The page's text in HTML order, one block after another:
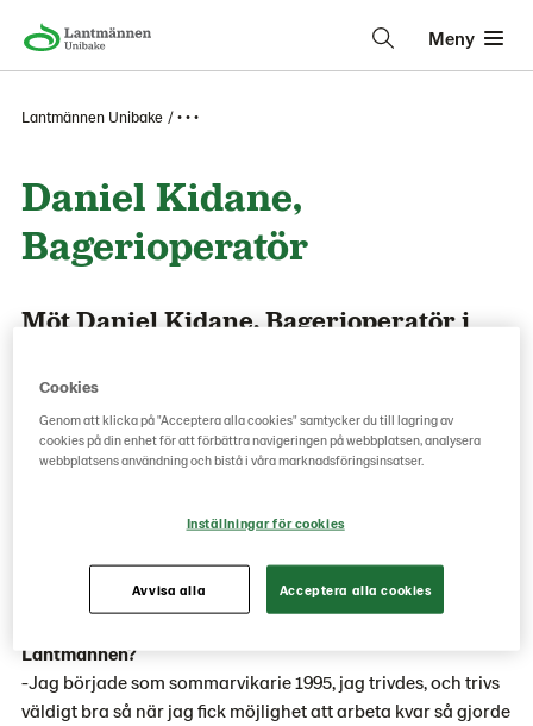
Meny
Lantmännen Unibake • • •
Daniel Kidane,
Bagerioperatör
Möt Daniel Kidane, Bagerioperatör i
Hur länge har du varit anställd?
Jag har varit anställ i 28 år.
Bra arbetsgivare med bra människor och med en fin
gemenskap och atmosfär.
Lantmännen?
-Jag började som sommarvikarie 1995, jag trivdes, och trivs
väldigt bra så när jag fick möjlighet att arbeta kvar så gjorde
Cookies
Genom att klicka på "Acceptera alla cookies" samtycker du till lagring av
cookies på din enhet för att förbättra navigeringen på webbplatsen, analysera
webbplatsens användning och bistå i våra marknadsföringsinsatser.
Inställningar för cookies
Avvisa alla Acceptera alla cookies